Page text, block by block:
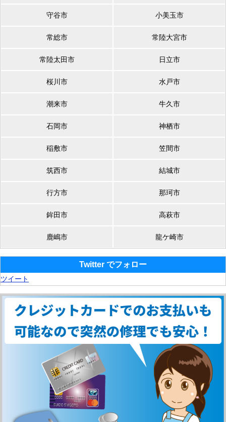
守谷市 小美玉市
常総市 常陸大宮市
常陸太田市 日立市
桜川市 水戸市
潮来市 牛久市
石岡市 神栖市
稲敷市 笠間市
筑西市 結城市
行方市 那珂市
鉾田市 高萩市
鹿嶋市 龍ケ崎市
Twitter でフォロー
ツイート